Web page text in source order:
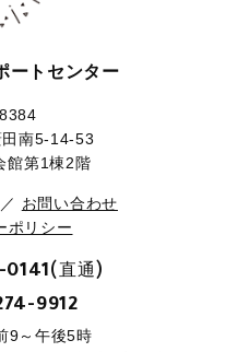
ートセンター
南5-14-53
館第1棟2階
／ お問い合わせ
ポリシー
(直通)
9912
9～午後5時